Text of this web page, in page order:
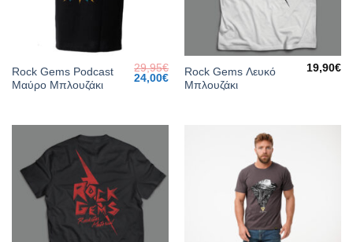
Rock Gems Podcast
Μαύρο Μπλουζάκι
29,95€
Original
24,00€Current
price
Rock Gems Λευκό
Μπλουζάκι
19,90€